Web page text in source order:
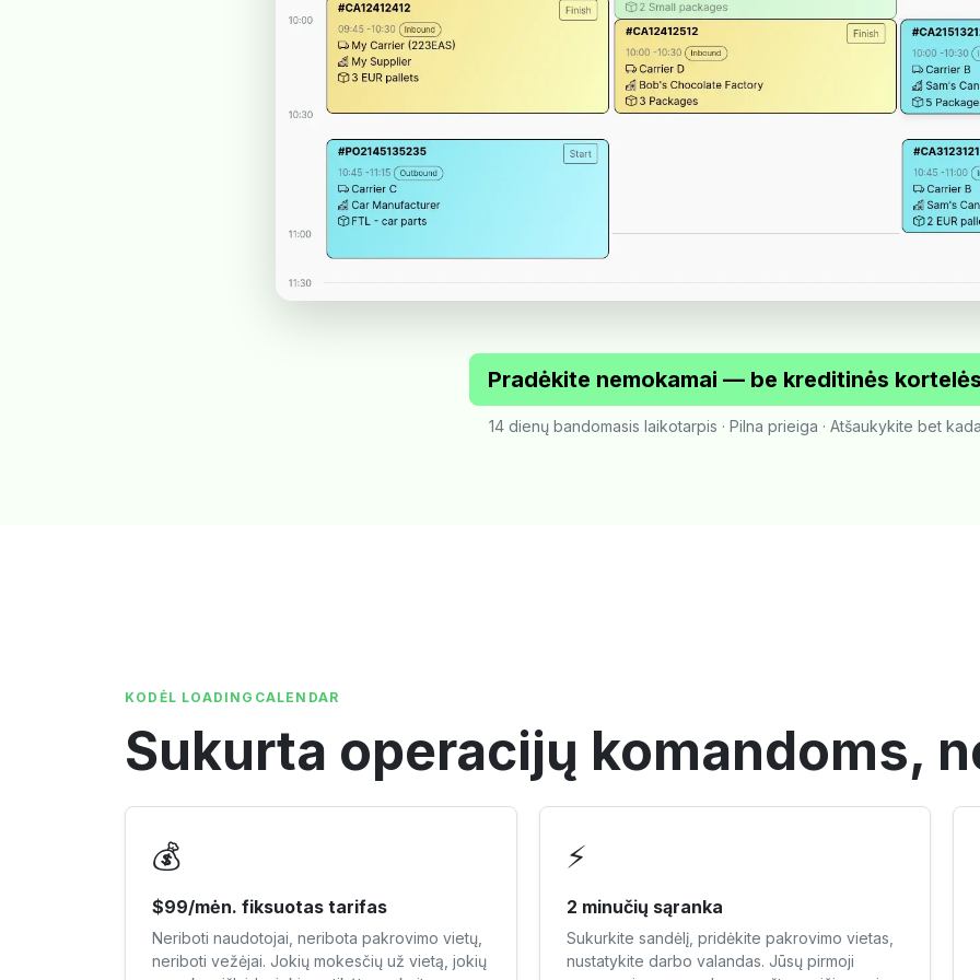
Pradėkite nemokamai — be kreditinės
14 dienų bandomasis laikotarpis · Pilna prieiga · Atšaukykite bet
KODĖL LOADINGCALENDAR
Sukurta operacijų komandoms,
💰
$99/mėn. fiksuotas tarifas
Neriboti naudotojai, neribota pakrovimo vietų,
neriboti vežėjai. Jokių mokesčių už vietą, jokių
⚡
2 minučių sąranka
Sukurkite sandėlį, pridėkite pakrovimo vietas,
nustatykite darbo valandas. Jūsų pirmoji